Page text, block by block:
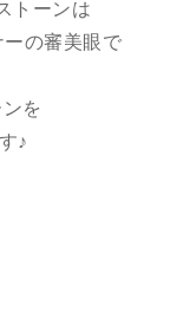
トーンは
の審美眼で
を
♪